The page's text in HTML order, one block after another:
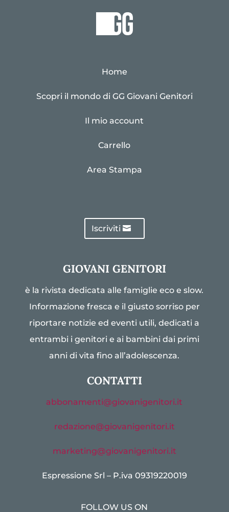
Home
Scopri il mondo di GG Giovani Genitori
Il mio account
Carrello
Area Stampa
Iscriviti
GIOVANI GENITORI
è la rivista dedicata alle famiglie eco e slow.
Informazione fresca e il giusto sorriso per
riportare notizie ed eventi utili, dedicati a
entrambi i genitori e ai bambini dai primi
anni di vita fino all’adolescenza.
CONTATTI
abbonamenti@giovanigenitori.it
redazione@giovanigenitori.it
marketing@giovanigenitori.it
Espressione Srl – P.iva 09319220019
FOLLOW US ON